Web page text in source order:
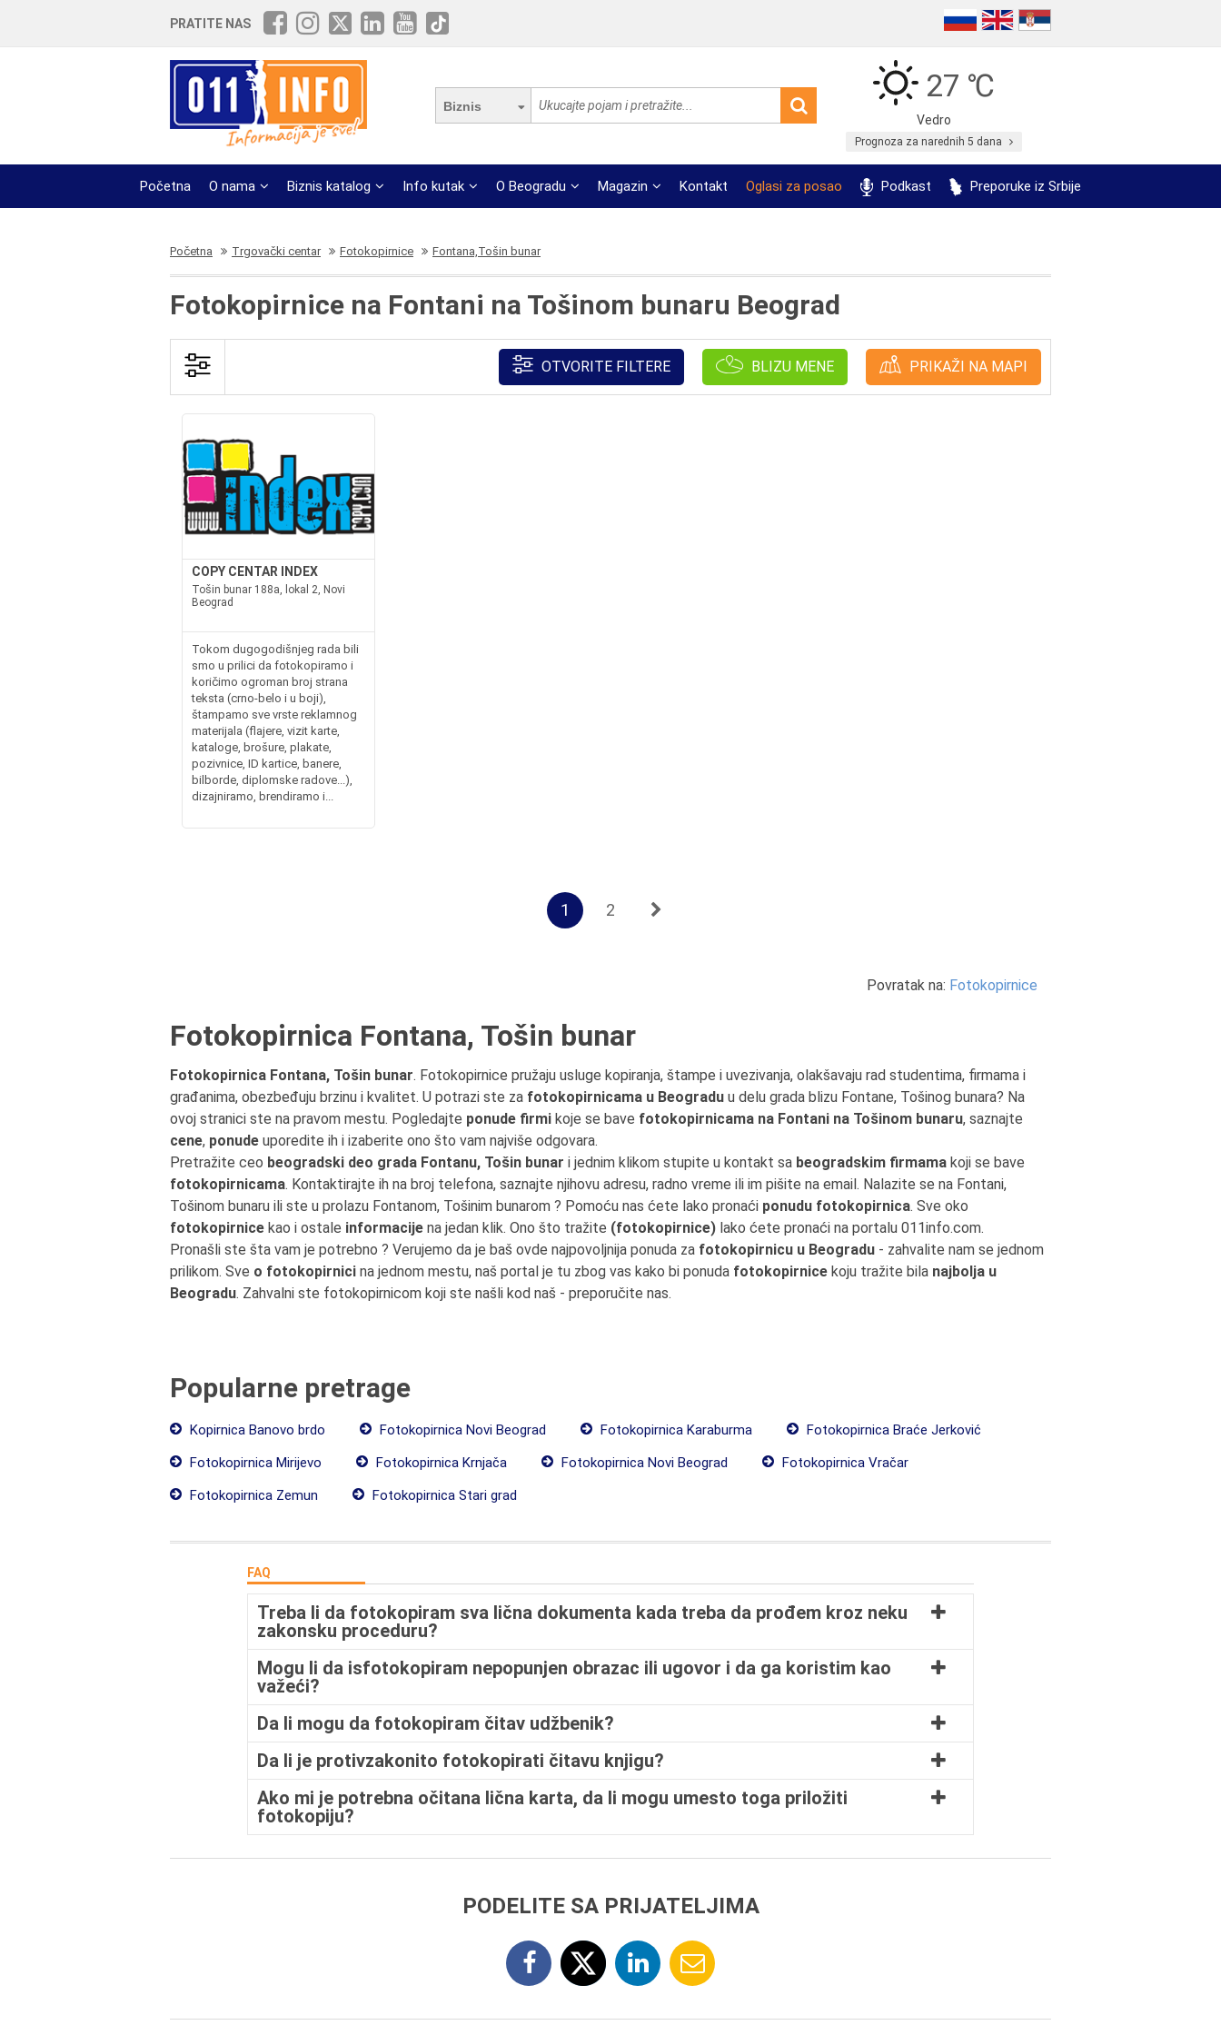
PRATITE NAS
Biznis
27 ℃
Vedro
Prognoza za narednih 5 dana
Početna O nama Biznis katalog Info kutak O Beogradu Magazin Kontakt Oglasi za posao Podkast Preporuke iz Srbije
Početna Trgovački centar Fotokopirnice Fontana,Tošin bunar
Fotokopirnice na Fontani na Tošinom bunaru Beograd
OTVORITE FILTERE BLIZU MENE PRIKAŽI NA MAPI
COPY CENTAR INDEX
Tošin bunar 188a, lokal 2, Novi
Beograd
Tokom dugogodišnjeg rada bili
smo u prilici da fotokopiramo i
koričimo ogroman broj strana
teksta (crno-belo i u boji),
štampamo sve vrste reklamnog
materijala (flajere, vizit karte,
kataloge, brošure, plakate,
pozivnice, ID kartice, banere,
bilborde, diplomske radove...),
dizajniramo, brendiramo i...
1 2
Povratak na: Fotokopirnice
Fotokopirnica Fontana, Tošin bunar
Fotokopirnica Fontana, Tošin bunar. Fotokopirnice pružaju usluge kopiranja, štampe i uvezivanja, olakšavaju rad studentima, firmama i
građanima, obezbeđuju brzinu i kvalitet. U potrazi ste za fotokopirnicama u Beogradu u delu grada blizu Fontane, Tošinog bunara? Na
ovoj stranici ste na pravom mestu. Pogledajte ponude firmi koje se bave fotokopirnicama na Fontani na Tošinom bunaru, saznajte
cene, ponude uporedite ih i izaberite ono što vam najviše odgovara.
Pretražite ceo beogradski deo grada Fontanu, Tošin bunar i jednim klikom stupite u kontakt sa beogradskim firmama koji se bave
fotokopirnicama. Kontaktirajte ih na broj telefona, saznajte njihovu adresu, radno vreme ili im pišite na email. Nalazite se na Fontani,
Tošinom bunaru ili ste u prolazu Fontanom, Tošinim bunarom ? Pomoću nas ćete lako pronaći ponudu fotokopirnica. Sve oko
fotokopirnice kao i ostale informacije na jedan klik. Ono što tražite (fotokopirnice) lako ćete pronaći na portalu 011info.com.
Pronašli ste šta vam je potrebno ? Verujemo da je baš ovde najpovoljnija ponuda za fotokopirnicu u Beogradu - zahvalite nam se jednom
prilikom. Sve o fotokopirnici na jednom mestu, naš portal je tu zbog vas kako bi ponuda fotokopirnice koju tražite bila najbolja u
Beogradu. Zahvalni ste fotokopirnicom koji ste našli kod naš - preporučite nas.
Popularne pretrage
Kopirnica Banovo brdo Fotokopirnica Novi Beograd Fotokopirnica Karaburma
Fotokopirnica Braće Jerković
Fotokopirnica Mirijevo
Fotokopirnica Krnjača Fotokopirnica Novi Beograd
Fotokopirnica Vračar
Fotokopirnica Zemun
Fotokopirnica Stari grad
FAQ
Treba li da fotokopiram sva lična dokumenta kada treba da prođem kroz neku
zakonsku proceduru?
Mogu li da isfotokopiram nepopunjen obrazac ili ugovor i da ga koristim kao
važeći?
Da li mogu da fotokopiram čitav udžbenik?
Da li je protivzakonito fotokopirati čitavu knjigu?
Ako mi je potrebna očitana lična karta, da li mogu umesto toga priložiti
fotokopiju?
PODELITE SA PRIJATELJIMA